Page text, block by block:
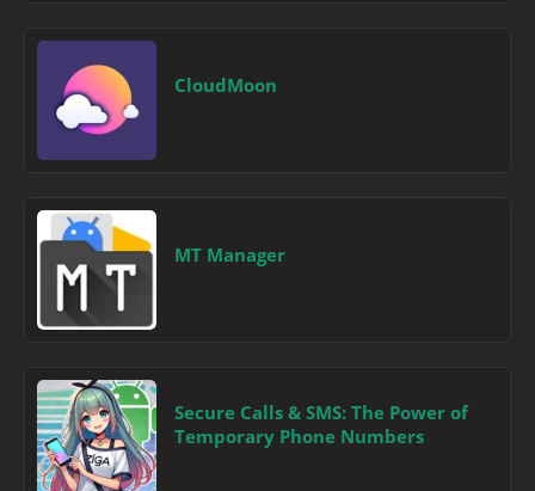
CloudMoon
MT Manager
Secure Calls & SMS: The Power of
Temporary Phone Numbers